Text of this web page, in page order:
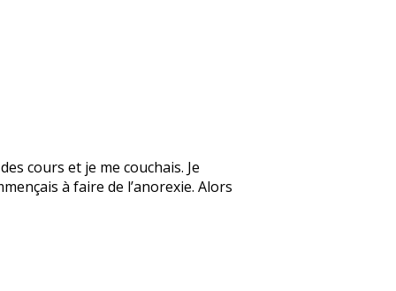
cours et je me couchais. Je
à faire de l’anorexie. Alors